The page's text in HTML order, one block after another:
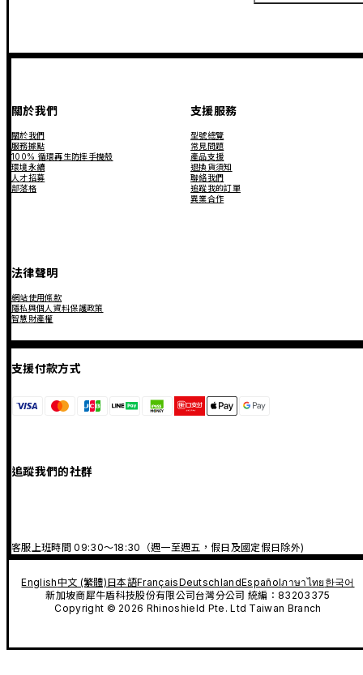
關於我們
關於我們
服務據點
100% 循環再生防摔手機殼
環境永續
人才招募
部落格
支援服務
型號總覽
常見問題
產品支援
退換貨須知
聯絡我們
追蹤我的訂單
異業合作
法律聲明
網站使用條款
隱私與個人資料保護政策
智慧財產權
支援付款方式
追蹤我們的社群
客服上班時間 09:30～18:30（週一至週五，假日及國定假日除外)
English中文 (繁體)日本語FrançaisDeutschlandEspañolภาษาไทย 한국어
新加坡商犀牛盾科技股份有限公司台灣分公司 統編：83203375
Copyright © 2026 Rhinoshield Pte. Ltd Taiwan Branch